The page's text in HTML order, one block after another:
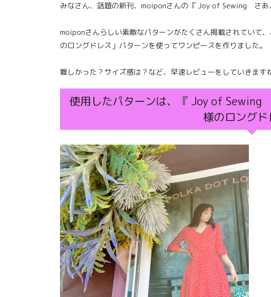
みなさん、話題の新刊、moiponさんの『 Joy of Sewing さあ
moiponさんらしい素敵なパターンがたくさん掲載されていて
のロングドレス」パターンを使ってワンピースを作りました。
難しかった？サイズ感は？など、早速レビューをしていきます
使用したパターンは、『 Joy of
様のロングド